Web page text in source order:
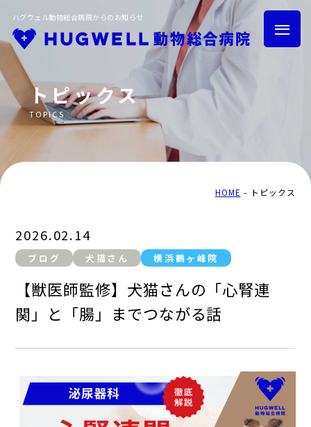
ハグウェル動物総合病院からのお知らせ
HOME
トピックス
採用情報
横浜鶴ヶ峰院
横浜鶴ヶ峰院
トピックス
TOPICS
HOME トピックス
2026.02.14
ブログ 犬猫さん 横浜鶴ヶ峰院
【獣医師監修】犬猫さんの「心腎連
関」と「腸」までつながる話